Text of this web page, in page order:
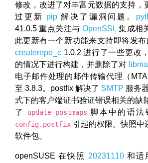
修改，改进了对丰富元数据的支持，
过更新 pip 解决了漏洞问题。
41.0.5 重点关注与 OpenSSL集成相
此更新有一个新功能来支持即将发布
createrepo_c 1.0.2 进行了一些更改
的情况下进行构建，并删除了对
电子邮件处理的邮件传输代理（
至 3.8.3。postfix 解决了 SMTP 服务
式下的客户端证书验证错误相关的缺
了
update_postmaps 脚本中的语法
config.postfix 引起的权限。快照中
软件包。
openSUSE 在快照 20231110 和适